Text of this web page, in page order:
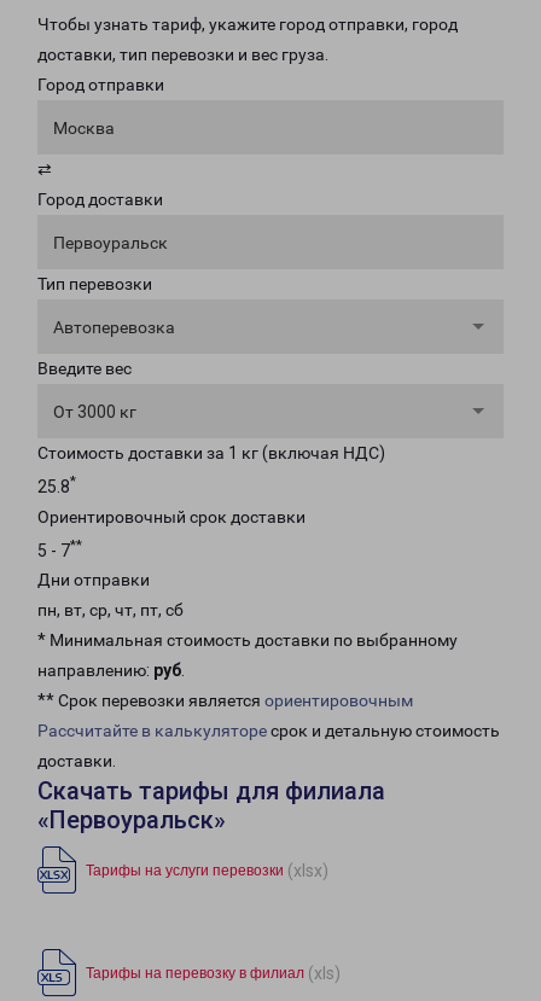
Чтобы узнать тариф, укажите город отправки, город
доставки, тип перевозки и вес груза.
Город отправки
Москва
⇄
Город доставки
Первоуральск
Тип перевозки
Автоперевозка
Введите вес
От 3000 кг
Стоимость доставки за 1 кг (включая НДС)
25.8*
Ориентировочный срок доставки
5 - 7**
Дни отправки
пн, вт, ср, чт, пт, сб
* Минимальная стоимость доставки по выбранному
направлению: руб.
** Срок перевозки является ориентировочным
Рассчитайте в калькуляторесрок и детальную стоимость
доставки.
Скачать тарифы для филиала
«Первоуральск»
Тарифы на услуги перевозки (xlsx)
Тарифы на перевозку в филиал (xls)